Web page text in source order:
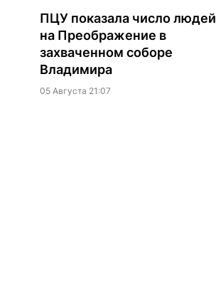
ПЦУ показала число людей
на Преображение в
захваченном соборе
Владимира
05 Августа 21:07